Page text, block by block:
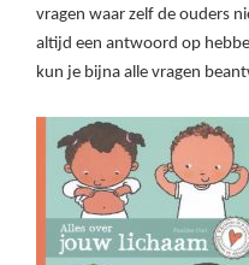
vragen waar zelf de ouders
altijd een antwoord op
kun je bijna alle vragen